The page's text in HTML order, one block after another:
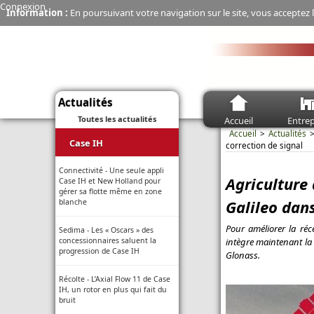
Information : En poursuivant votre navigation sur le site, vous
Connexion
Accueil
Actualités
Toutes les actualités
Case IH
Connectivité - Une seule appli
Case IH et New Holland pour
gérer sa flotte même en zone
blanche
Sedima - Les « Oscars » des
concessionnaires saluent la
progression de Case IH
Récolte - L’Axial Flow 11 de Case
IH, un rotor en plus qui fait du
bruit
Accueil
Actualités
correction de signal
Agriculture
Galileo
Pour améliorer la
intègre maintenant la
Glonass.